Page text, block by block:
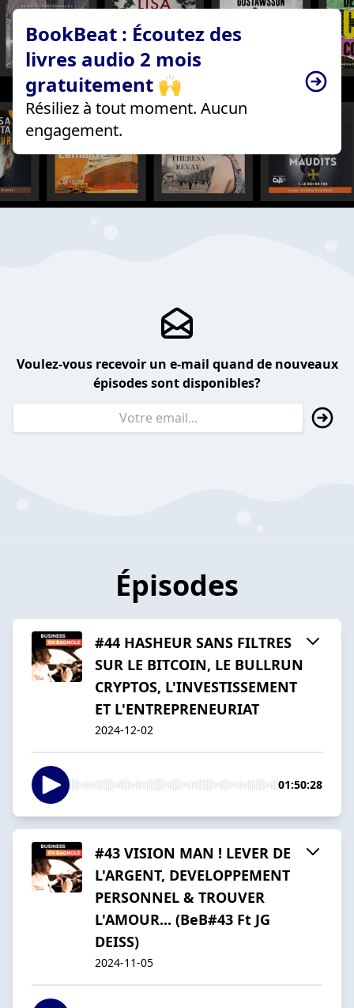
BookBeat : Écoutez des
livres audio 2 mois
gratuitement 🙌
Résiliez à tout moment. Aucun
engagement.
Voulez-vous recevoir un e-mail quand de nouveaux
épisodes sont disponibles?
Épisodes
#44 HASHEUR SANS FILTRES
SUR LE BITCOIN, LE BULLRUN
CRYPTOS, L'INVESTISSEMENT
ET L'ENTREPRENEURIAT
2024-12-02
01:50:28
#43 VISION MAN ! LEVER DE
L'ARGENT, DEVELOPPEMENT
PERSONNEL & TROUVER
L'AMOUR... (BeB#43 Ft JG
DEISS)
2024-11-05